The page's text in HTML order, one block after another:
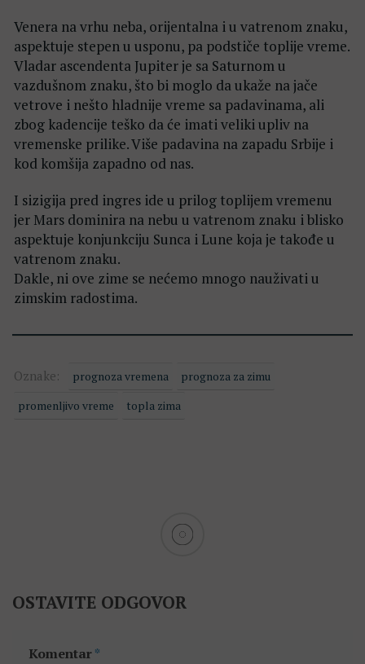
Venera na vrhu neba, orijentalna i u vatrenom znaku,
aspektuje stepen u usponu, pa podstiče toplije vreme.
Vladar ascendenta Jupiter je sa Saturnom u
vazdušnom znaku, što bi moglo da ukaže na jače
vetrove i nešto hladnije vreme sa padavinama, ali
zbog kadencije teško da će imati veliki upliv na
vremenske prilike. Više padavina na zapadu Srbije i
kod komšija zapadno od nas.
I sizigija pred ingres ide u prilog toplijem vremenu
jer Mars dominira na nebu u vatrenom znaku i blisko
aspektuje konjunkciju Sunca i Lune koja je takođe u
vatrenom znaku.
Dakle, ni ove zime se nećemo mnogo nauživati u
zimskim radostima.
Oznake: prognoza vremena
prognoza za zimu
promenljivo vreme
topla zima
OSTAVITE ODGOVOR
Komentar*